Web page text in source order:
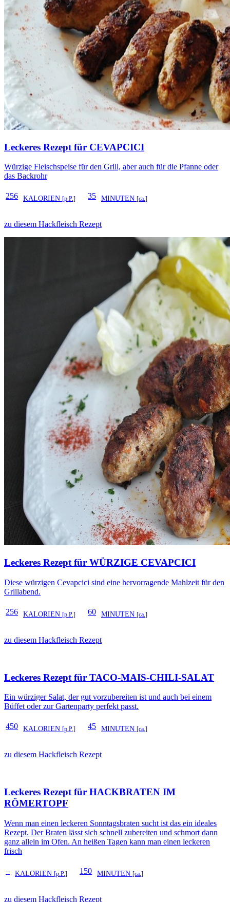
Leckeres Rezept für CEVAPCICI
Würzige Fleischspeise für den Grill, aber auch für die Pfanne oder
das Backrohr
256 KALORIEN [p.P.] 35 MINUTEN [ca.]
zu diesem Hackfleisch Rezept
Leckeres Rezept für WÜRZIGE CEVAPCICI
Diese würzigen Cevapcici sind eine hervorragende Mahlzeit für den
Grillabend.
256 KALORIEN [p.P.] 60 MINUTEN [ca.]
zu diesem Hackfleisch Rezept
Leckeres Rezept für TACO-MAIS-CHILI-SALAT
Ein würziger Salat, der gut vorzubereiten ist und auch bei einem
Büffet oder zur Gartenparty perfekt passt.
450 KALORIEN [p.P.] 45 MINUTEN [ca.]
zu diesem Hackfleisch Rezept
Leckeres Rezept für HACKBRATEN IM
RÖMERTOPF
Wenn man einen leckeren Sonntagsbraten sucht ist das ein ideales
Rezept. Der Braten lässt sich schnell zubereiten und schmort dann
ganz allein im Ofen. An heißen Tagen kann man einen leckeren
frisch
– KALORIEN [p.P.] 150 MINUTEN [ca.]
zu diesem Hackfleisch Rezept